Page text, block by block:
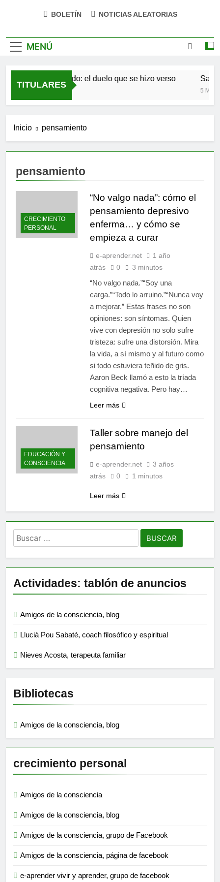
BOLETÍN NOTICIAS ALEATORIAS
MENÚ
TITULARES
Antonio Machado: el duelo que se hizo verso San
5
Inicio pensamiento
pensamiento
CRECIMIENTO
PERSONAL
“No valgo nada”: cómo el
pensamiento depresivo
enferma… y cómo se
empieza a curar
e-aprender.net
1 año
atrás
0 3 minutos
“No valgo nada.”“Soy una
carga.”“Todo lo arruino.”“Nunca voy
a mejorar.” Estas frases no son
opiniones: son síntomas. Quien
vive con depresión no solo sufre
tristeza: sufre una distorsión. Mira
la vida, a sí mismo y al futuro como
si todo estuviera teñido de gris.
Aaron Beck llamó a esto la tríada
cognitiva negativa. Pero hay…
Leer más
EDUCACIÓN Y
CONSCIENCIA
Taller sobre manejo del
pensamiento
e-aprender.net
3 años
atrás
0 1 minutos
Leer más
Buscar:
Actividades: tablón de anuncios
Amigos de la consciencia, blog
Llucià Pou Sabaté, coach filosófico y espiritual
Nieves Acosta, terapeuta familiar
Bibliotecas
Amigos de la consciencia, blog
crecimiento personal
Amigos de la consciencia
Amigos de la consciencia, blog
Amigos de la consciencia, grupo de Facebook
Amigos de la consciencia, página de facebook
e-aprender vivir y aprender, grupo de facebook